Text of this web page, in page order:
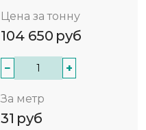
Цена за тонну
104 650 руб
− +
За метр
31 руб